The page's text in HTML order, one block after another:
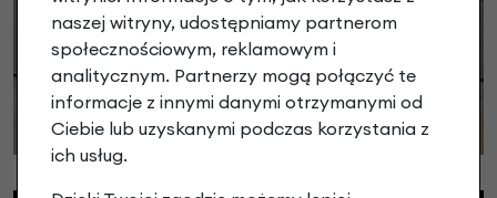
naszej witryny, udostępniamy partnerom
społecznościowym, reklamowym i
analitycznym. Partnerzy mogą połączyć te
informacje z innymi danymi otrzymanymi od
Ciebie lub uzyskanymi podczas korzystania z
ich usług.